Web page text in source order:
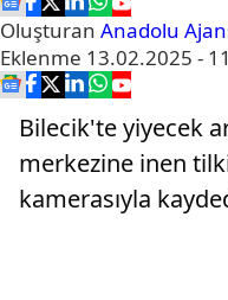
Oluşturan Anadolu
Eklenme 13.02.2025 -
Bilecik'te yiyecek
merkezine inen
kamerasıyla